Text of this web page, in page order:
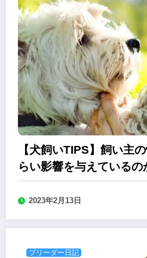
【犬飼いTIPS】飼い主
らい影響を与えているの
2023年2月13日
ブリーダー日記